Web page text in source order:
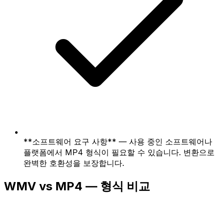
**소프트웨어 요구 사항** — 사용 중인 소프트웨어나
플랫폼에서 MP4 형식이 필요할 수 있습니다. 변환으로
완벽한 호환성을 보장합니다.
WMV vs MP4 — 형식 비교